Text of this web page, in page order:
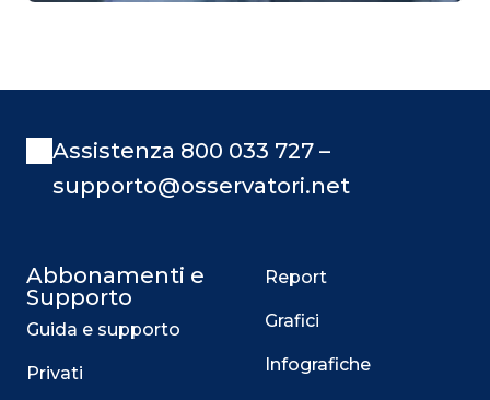
Assistenza 800 033 727 –
supporto@osservatori.net
Abbonamenti e
Supporto
Guida e supporto
Privati
Report
Grafici
Infografiche